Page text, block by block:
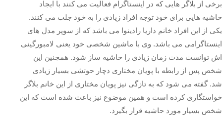
برخی از بلاگر هایی که در اینستاگرام فعالیت می کنند با ایجاد
حاشیه هایی برای خود توجه افراد زیادی را به خود جلب می کنند.
یکی از این افراد خانم داریا رادینوا می باشد که از سوپر مدل های
اینستاگرامی می باشد. وی با ماشین شخصی خود یعنی لامبورگینی
اش توانست مدت زمان زیادی را حاشیه ساز شود. همچنین این
شخص پس از رابطه با پویان مختاری دچار حوتشی بسیار زیادی
شد. گفته می شود که به تازگی نیز پویان مختاری از این خانم بلاگر
خواستگاری کرده است و همین موضوع نیز باعث شده است که این
شخص بسیار مورد حاشیه قرار بگیرد.